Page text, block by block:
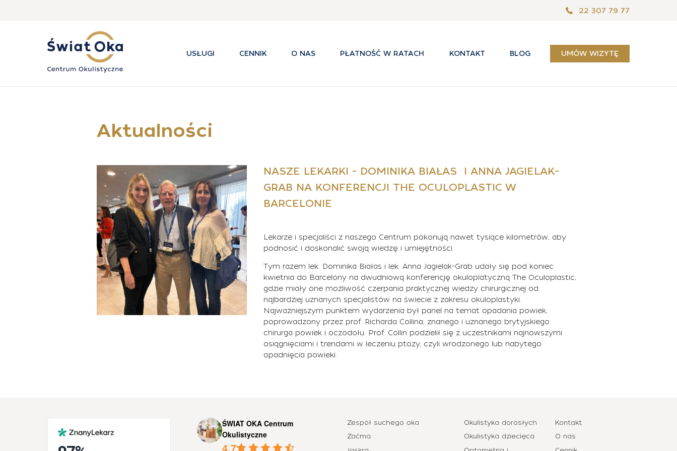
22 307 79 77
USŁUGI CENNIK O NAS PŁATNOŚĆ W RATACH KONTAKT BLOG UMÓW WIZYTĘ
Aktualności
NASZE LEKARKI - DOMINIKA BIAŁAS I ANNA JAGIELAK-
GRAB NA KONFERENCJI THE OCULOPLASTIC W
BARCELONIE
Lekarze i specjaliści z naszego Centrum pokonują nawet tysiące kilometrów, aby
podnosić i doskonalić swoją wiedzę i umiejętności.
Tym razem lek. Dominika Białas i lek. Anna Jagielak-Grab udały się pod koniec
kwietnia do Barcelony na dwudniową konferencję okuloplatyczną The Oculoplastic,
gdzie miały one możliwość czerpania praktycznej wiedzy chirurgicznej od
najbardziej uznanych specjalistów na świecie z zakresu okuloplastyki.
Najważniejszym punktem wydarzenia był panel na temat opadania powiek,
poprowadzony przez prof. Richarda Collina, znanego i uznanego brytyjskiego
chirurga powiek i oczodołu. Prof. Collin podzielił się z uczestnikami najnowszymi
osiągnięciami i trendami w leczeniu ptozy, czyli wrodzonego lub nabytego
opadnięcia powieki.
ŚWIAT OKA Centrum
Okulistyczne
4.7
Zespół suchego oka
Zaćma
Okulistyka dorosłych
Okulistyka dziecięca
Kontakt
O nas